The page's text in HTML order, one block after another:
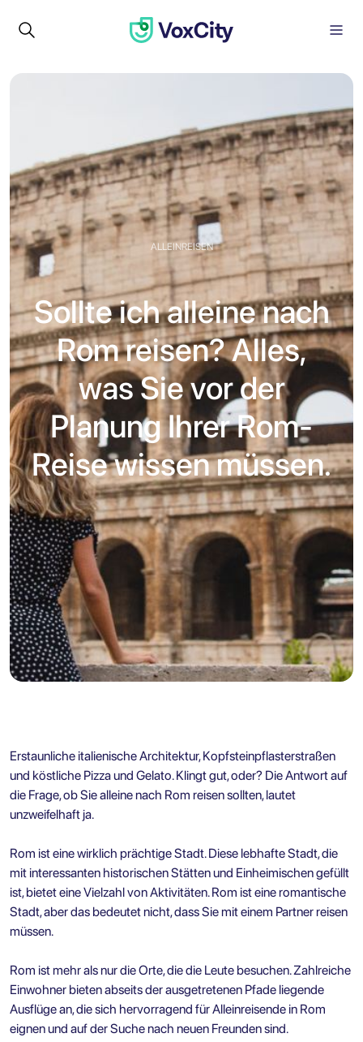
ALLEINREISEN
Sollte ich alleine nach
Rom reisen? Alles,
was Sie vor der
Planung Ihrer Rom-
Reise wissen müssen.
Erstaunliche italienische Architektur, Kopfsteinpflasterstraßen
und köstliche Pizza und Gelato. Klingt gut, oder? Die Antwort auf
die Frage, ob Sie alleine nach Rom reisen sollten, lautet
unzweifelhaft ja.
Rom ist eine wirklich prächtige Stadt. Diese lebhafte Stadt, die
mit interessanten historischen Stätten und Einheimischen gefüllt
ist, bietet eine Vielzahl von Aktivitäten. Rom ist eine romantische
Stadt, aber das bedeutet nicht, dass Sie mit einem Partner reisen
müssen.
Rom ist mehr als nur die Orte, die die Leute besuchen. Zahlreiche
Einwohner bieten abseits der ausgetretenen Pfade liegende
Ausflüge an, die sich hervorragend für Alleinreisende in Rom
eignen und auf der Suche nach neuen Freunden sind.